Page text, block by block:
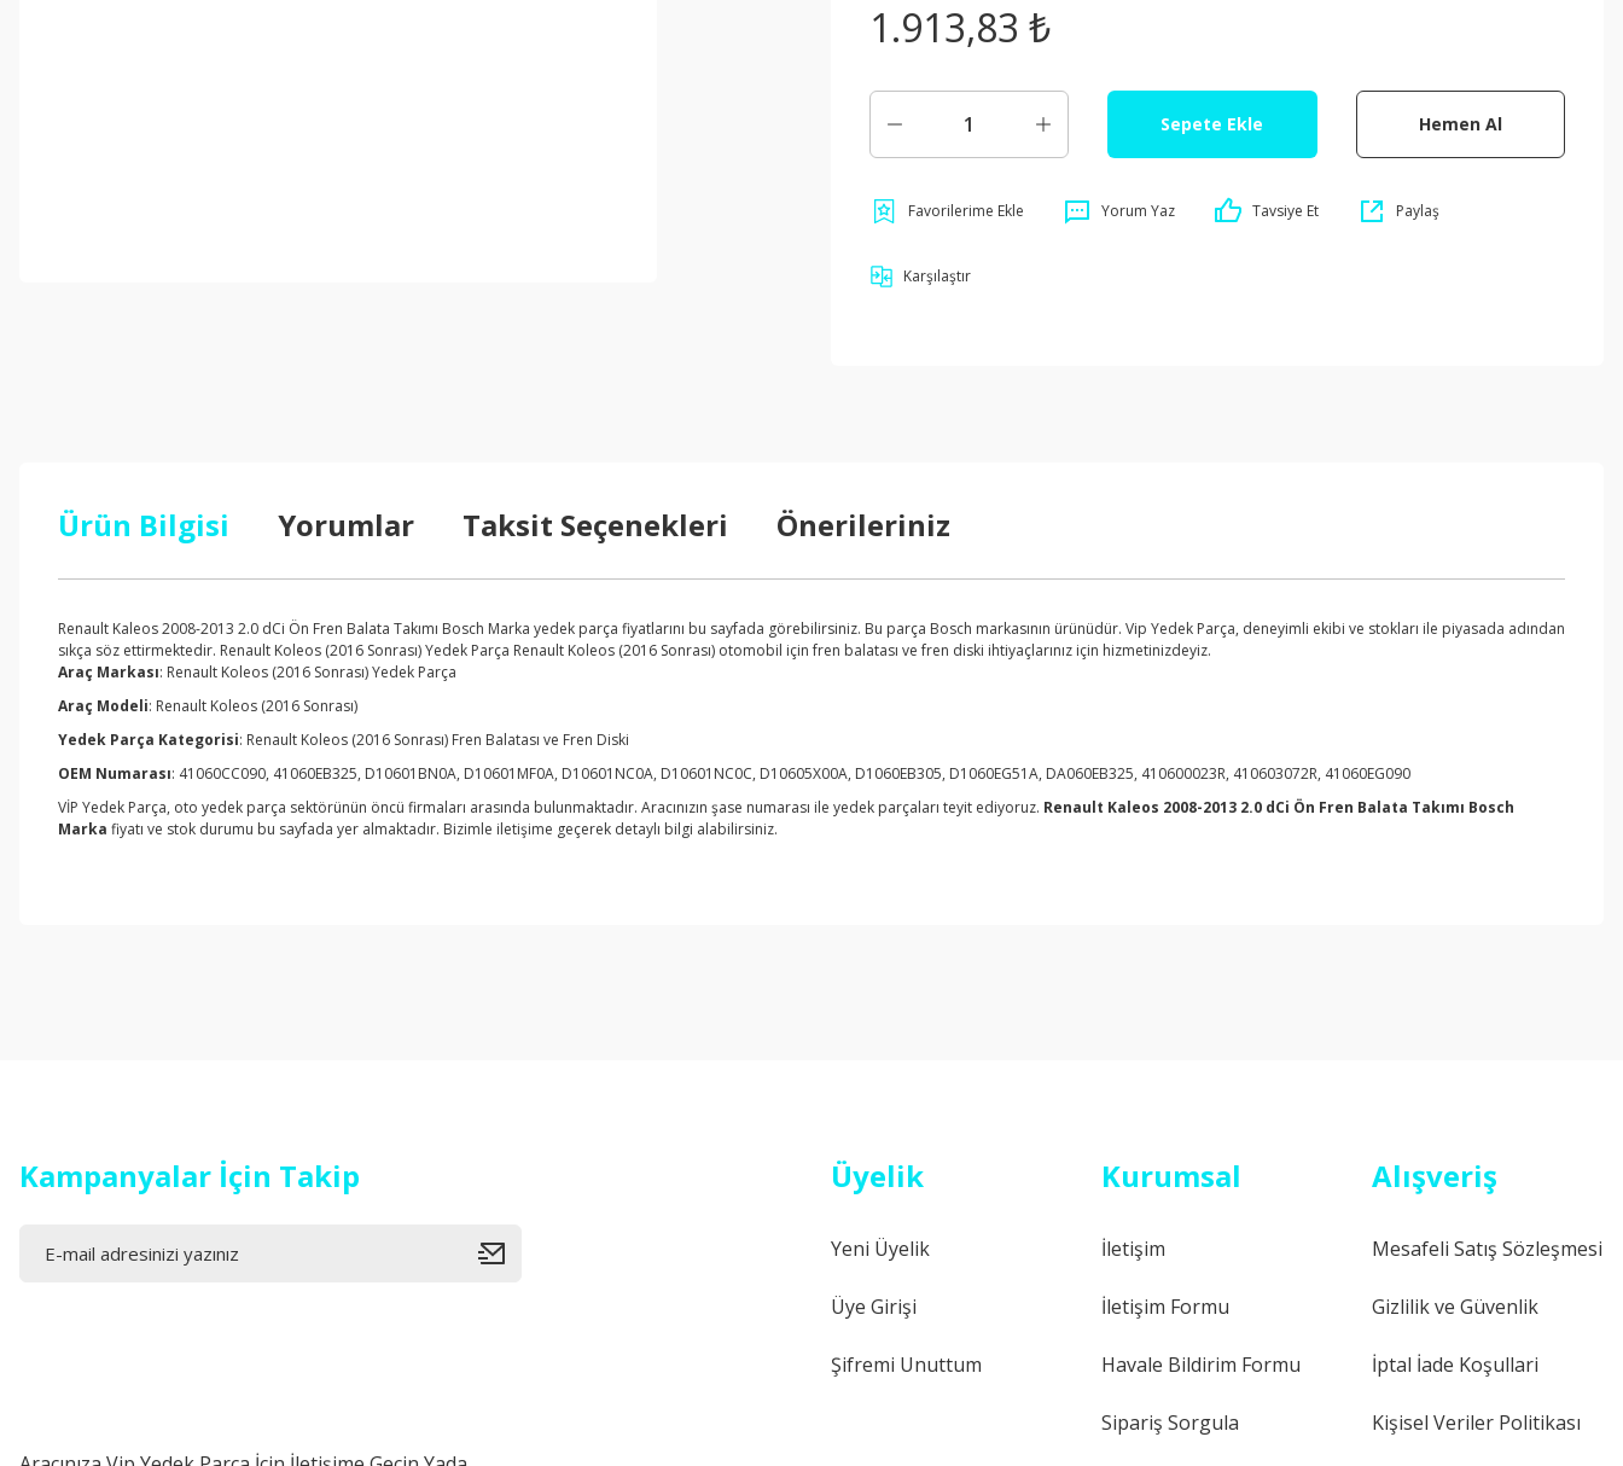
1.913,83 ₺
Sepete Ekle Hemen Al
Yorum Yaz Tavsiye Et Paylaş
Karşılaştır
Ürün Bilgisi Yorumlar Taksit Seçenekleri Önerileriniz
Renault Kaleos 2008-2013 2.0 dCi Ön Fren Balata Takımı Bosch Marka yedek parça fiyatlarını bu sayfada görebilirsiniz. Bu parça Bosch markasının ürünüdür. Vip Yedek Parça, deneyimli ekibi ve stokları ile piyasada adından
sıkça söz ettirmektedir. Renault Koleos (2016 Sonrası) Yedek Parça Renault Koleos (2016 Sonrası) otomobil için fren balatası ve fren diski ihtiyaçlarınız için hizmetinizdeyiz.
Araç Markası: Renault Koleos (2016 Sonrası) Yedek Parça
Araç Modeli: Renault Koleos (2016 Sonrası)
Yedek Parça Kategorisi: Renault Koleos (2016 Sonrası) Fren Balatası ve Fren Diski
OEM Numarası: 41060CC090, 41060EB325, D10601BN0A, D10601MF0A, D10601NC0A, D10601NC0C, D10605X00A, D1060EB305, D1060EG51A, DA060EB325, 410600023R, 410603072R, 41060EG090
VİP Yedek Parça, oto yedek parça sektörünün öncü firmaları arasında bulunmaktadır. Aracınızın şase numarası ile yedek parçaları teyit ediyoruz. Renault Kaleos 2008-2013 2.0 dCi Ön Fren Balata Takımı Bosch
Marka fiyatı ve stok durumu bu sayfada yer almaktadır. Bizimle iletişime geçerek detaylı bilgi alabilirsiniz.
Kampanyalar İçin Takip Üyelik
Yeni Üyelik
Üye Girişi
Şifremi Unuttum
Kurumsal
İletişim
İletişim Formu
Havale Bildirim Formu
Sipariş Sorgula
Alışveriş
Mesafeli Satış Sözleşmesi
Gizlilik ve Güvenlik
İptal İade Koşullari
Kişisel Veriler Politikası